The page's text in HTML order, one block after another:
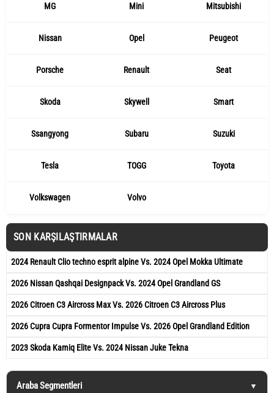
MG Mini Mitsubishi
Nissan Opel Peugeot
Porsche Renault Seat
Skoda Skywell Smart
Ssangyong Subaru Suzuki
Tesla TOGG Toyota
Volkswagen Volvo
SON KARŞILAŞTIRMALAR
2024 Renault Clio techno esprit alpine Vs. 2024 Opel Mokka Ultimate
2026 Nissan Qashqai Designpack Vs. 2024 Opel Grandland GS
2026 Citroen C3 Aircross Max Vs. 2026 Citroen C3 Aircross Plus
2026 Cupra Cupra Formentor Impulse Vs. 2026 Opel Grandland Edition
2023 Skoda Kamiq Elite Vs. 2024 Nissan Juke Tekna
Araba Segmentleri